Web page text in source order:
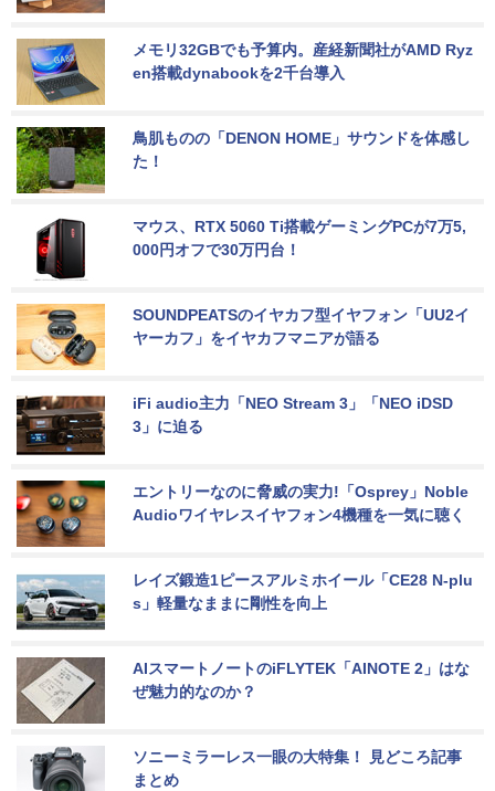
メモリ32GBでも予算内。産経新聞社がAMD Ryz
en搭載dynabookを2千台導入
鳥肌ものの「DENON HOME」サウンドを体感し
た！
マウス、RTX 5060 Ti搭載ゲーミングPCが7万5,
000円オフで30万円台！
SOUNDPEATSのイヤカフ型イヤフォン「UU2イ
ヤーカフ」をイヤカフマニアが語る
iFi audio主力「NEO Stream 3」「NEO iDSD
3」に迫る
エントリーなのに脅威の実力!「Osprey」Noble
Audioワイヤレスイヤフォン4機種を一気に聴く
レイズ鍛造1ピースアルミホイール「CE28 N-plu
s」軽量なままに剛性を向上
AIスマートノートのiFLYTEK「AINOTE 2」はな
ぜ魅力的なのか？
ソニーミラーレス一眼の大特集！ 見どころ記事
まとめ